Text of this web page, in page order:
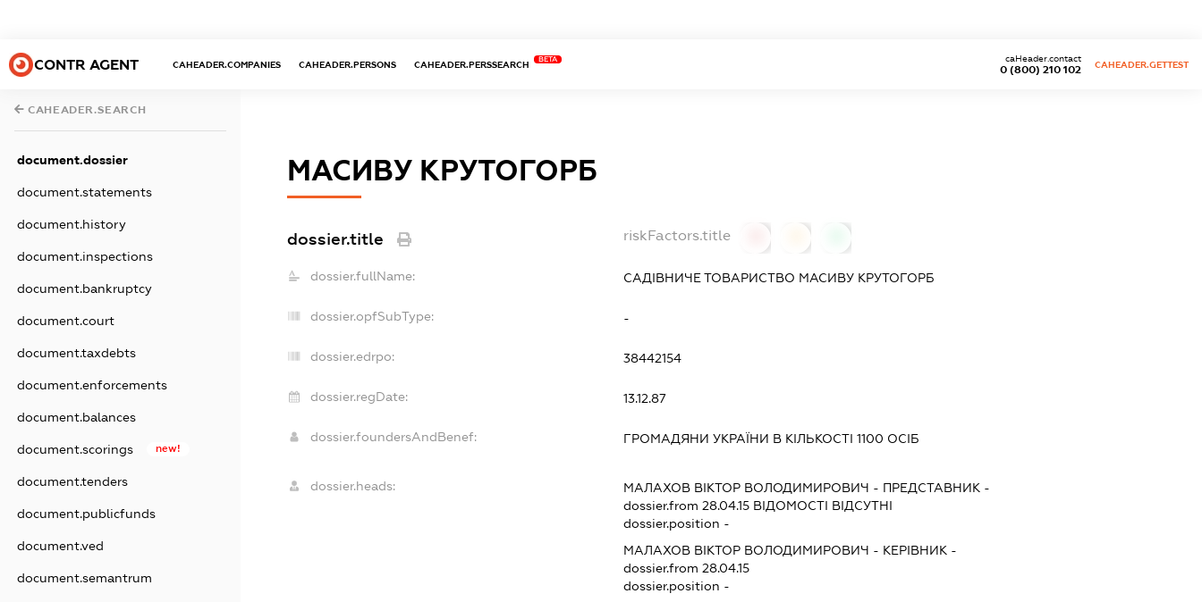
CONTR AGENT CAHEADER.COMPANIES CAHEADER.PERSONS CAHEADER.PERSSEARCH
BETA
0 (800) 210 102
caHeader.contact
CAHEADER.GETTEST
CAHEADER.SEARCH
document.dossier
document.statements
document.history
document.inspections
document.bankruptcy
document.court
document.taxdebts
document.enforcements
document.balances
document.scorings new!
document.tenders
document.publicfunds
document.ved
document.semantrum
МАСИВУ КРУТОГОРБ
dossier.title riskFactors.title
dossier.fullName: САДІВНИЧЕ ТОВАРИСТВО МАСИВУ КРУТОГОРБ
dossier.opfSubType: -
dossier.edrpo: 38442154
dossier.regDate: 13.12.87
dossier.foundersAndBenef: ГРОМАДЯНИ УКРАЇНИ В КІЛЬКОСТІ 1100 ОСІБ
dossier.heads: МАЛАХОВ ВІКТОР ВОЛОДИМИРОВИЧ - ПРЕДСТАВНИК -
dossier.from 28.04.15 ВІДОМОСТІ ВІДСУТНІ
dossier.position -
МАЛАХОВ ВІКТОР ВОЛОДИМИРОВИЧ - КЕРІВНИК -
dossier.from 28.04.15
dossier.position -